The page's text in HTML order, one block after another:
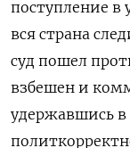
поступление в
вся страна
суд пошел
взбешен и
удержавшись